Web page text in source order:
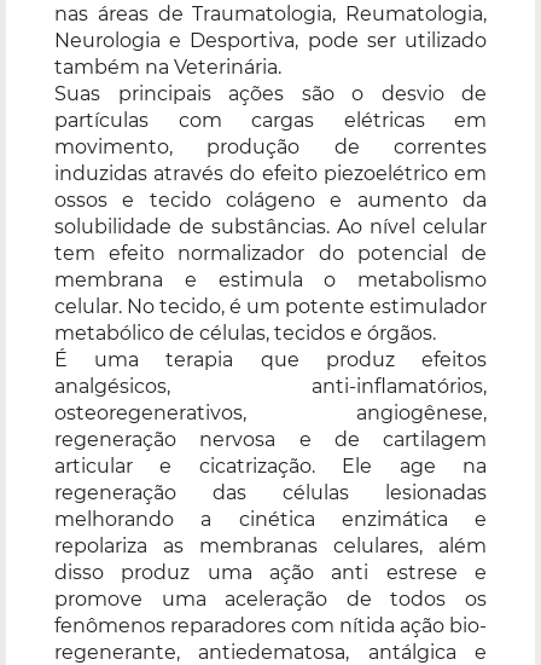
nas áreas de Traumatologia, Reumatologia,
Neurologia e Desportiva, pode ser utilizado
também na Veterinária.
Suas principais ações são o desvio de
partículas com cargas elétricas em
movimento, produção de correntes
induzidas através do efeito piezoelétrico em
ossos e tecido colágeno e aumento da
solubilidade de substâncias. Ao nível celular
tem efeito normalizador do potencial de
membrana e estimula o metabolismo
celular. No tecido, é um potente estimulador
metabólico de células, tecidos e órgãos.
É uma terapia que produz efeitos
analgésicos, anti-inflamatórios,
osteoregenerativos, angiogênese,
regeneração nervosa e de cartilagem
articular e cicatrização. Ele age na
regeneração das células lesionadas
melhorando a cinética enzimática e
repolariza as membranas celulares, além
disso produz uma ação anti estrese e
promove uma aceleração de todos os
fenômenos reparadores com nítida ação bio-
regenerante, antiedematosa, antálgica e